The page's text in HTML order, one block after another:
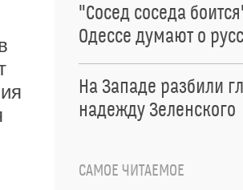
"Сосед соседа
Одессе думают о
На Западе разбили
надежду Зеленского
САМОЕ ЧИТАЕМОЕ